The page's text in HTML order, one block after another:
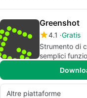
Greenshot
4.1 Gratis
Strumento di
semplici
Altre piattaforme